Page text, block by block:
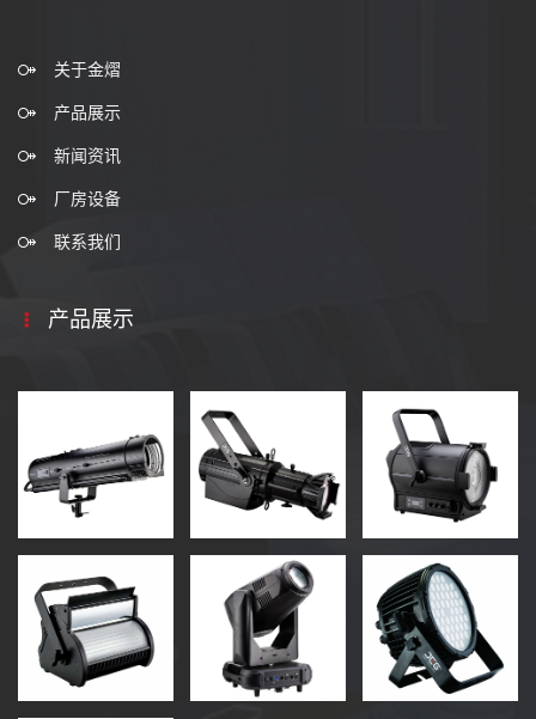
关于金熠
产品展示
新闻资讯
厂房设备
联系我们
产品展示